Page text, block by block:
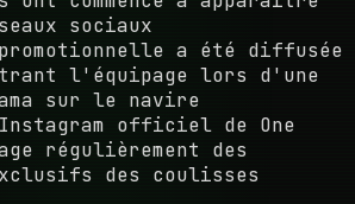
sociaux
a été diffusée
l'équipage lors d'une
sur le navire
Instagram officiel de One
régulièrement des
des coulisses